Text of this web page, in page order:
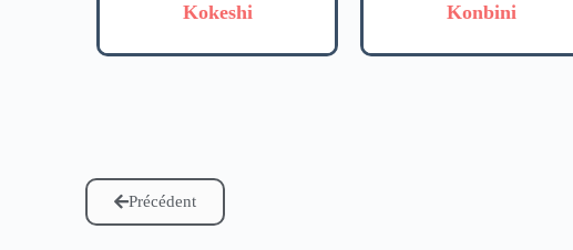
Kokeshi
Konbini
Précédent